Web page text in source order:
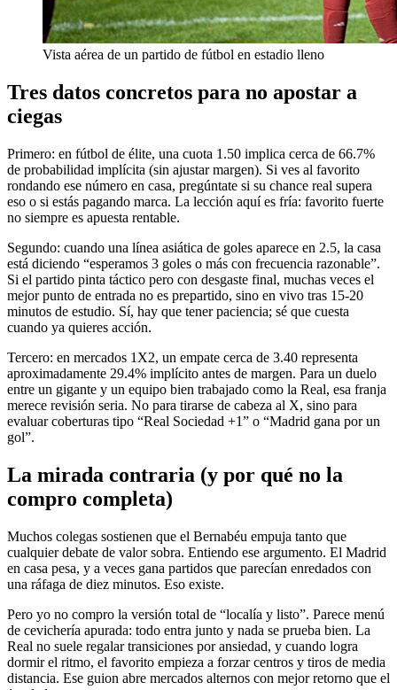
Vista aérea de un partido de fútbol en estadio lleno
Tres datos concretos para no apostar a
ciegas
Primero: en fútbol de élite, una cuota 1.50 implica cerca de 66.7%
de probabilidad implícita (sin ajustar margen). Si ves al favorito
rondando ese número en casa, pregúntate si su chance real supera
eso o si estás pagando marca. La lección aquí es fría: favorito fuerte
no siempre es apuesta rentable.
Segundo: cuando una línea asiática de goles aparece en 2.5, la casa
está diciendo “esperamos 3 goles o más con frecuencia razonable”.
Si el partido pinta táctico pero con desgaste final, muchas veces el
mejor punto de entrada no es prepartido, sino en vivo tras 15-20
minutos de estudio. Sí, hay que tener paciencia; sé que cuesta
cuando ya quieres acción.
Tercero: en mercados 1X2, un empate cerca de 3.40 representa
aproximadamente 29.4% implícito antes de margen. Para un duelo
entre un gigante y un equipo bien trabajado como la Real, esa franja
merece revisión seria. No para tirarse de cabeza al X, sino para
evaluar coberturas tipo “Real Sociedad +1” o “Madrid gana por un
gol”.
La mirada contraria (y por qué no la
compro completa)
Muchos colegas sostienen que el Bernabéu empuja tanto que
cualquier debate de valor sobra. Entiendo ese argumento. El Madrid
en casa pesa, y a veces gana partidos que parecían enredados con
una ráfaga de diez minutos. Eso existe.
Pero yo no compro la versión total de “localía y listo”. Parece menú
de cevichería apurada: todo entra junto y nada se prueba bien. La
Real no suele regalar transiciones por ansiedad, y cuando logra
dormir el ritmo, el favorito empieza a forzar centros y tiros de media
distancia. Ese guion abre mercados alternos con mejor retorno que el